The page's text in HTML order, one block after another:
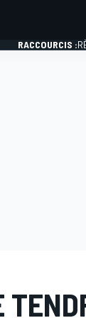
RACCOURCIS :